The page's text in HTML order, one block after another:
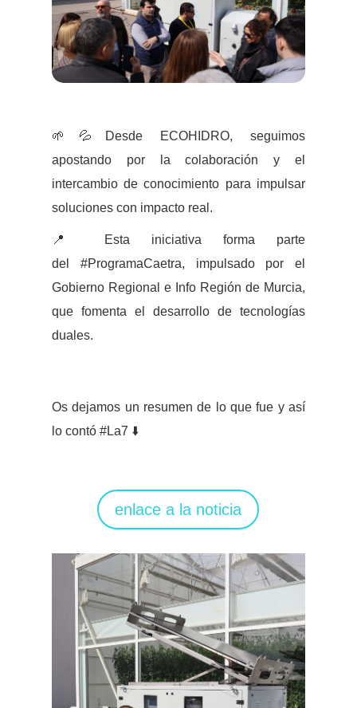
🌱💦Desde ECOHIDRO, seguimos
apostando por la colaboración y el
intercambio de conocimiento para impulsar
soluciones con impacto real.
📍 Esta iniciativa forma parte
del #ProgramaCaetra, impulsado por el
Gobierno Regional e Info Región de Murcia,
que fomenta el desarrollo de tecnologías
duales.
Os dejamos un resumen de lo que fue y así
lo contó #La7 ⬇️
enlace a la noticia